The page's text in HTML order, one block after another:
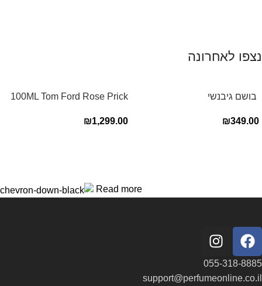
נצפו לאחרונה
‏ בושם גיבנשי
E.D.P 80ml ‏
₪349.00
100ML Tom Ford Rose Prick
₪1,299.00
Read more
055-318-8885
support@perfumeonline.co.il